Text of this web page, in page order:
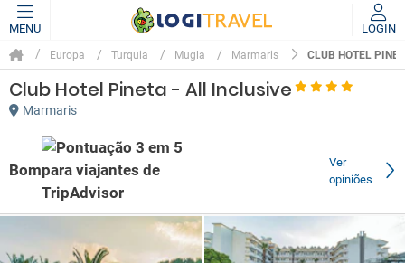
MENU LOGIN
Europa Turquia Mugla Marmaris CLUB HOTEL
Club Hotel Pineta - All Inclusive
Marmaris
Bom
Ver
opiniões